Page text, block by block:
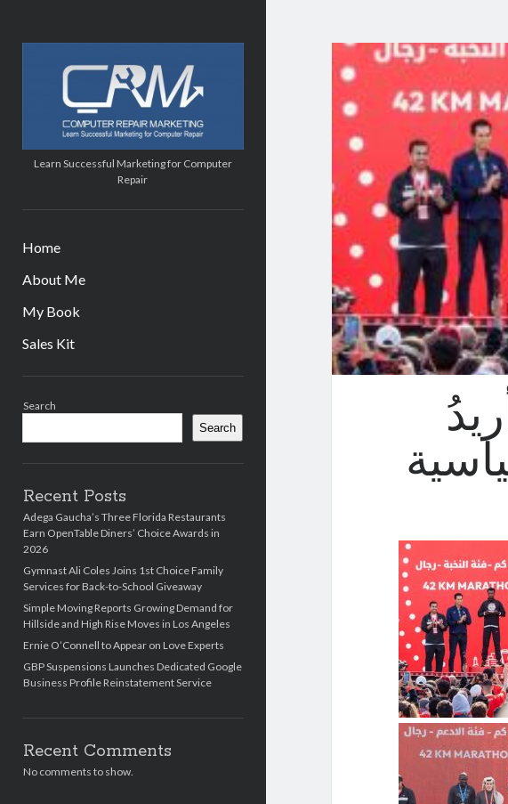
Repair
Marketing
Learn Successful Marketing for Computer
Repair
Home
About Me
My Book
Sales Kit
Search
Search
Recent Posts
Adega Gaucha’s Three Florida Restaurants
Earn OpenTable Diners’ Choice Awards in
2026
Gymnast Ali Coles Joins 1st Choice Family
Services for Back-to-School Giveaway
Simple Moving Reports Growing Demand for
Hillside and High Rise Moves in Los Angeles
Ernie O’Connell to Appear on Love Experts
GBP Suspensions Launches Dedicated Google
Business Profile Reinstatement Service
Recent Comments
No comments to show.